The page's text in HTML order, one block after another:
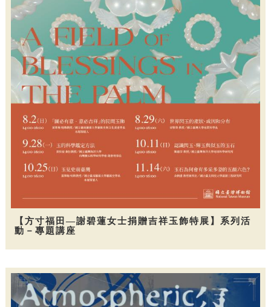
【方寸福田—謝碧蓮女士捐贈吉祥玉飾特展】系列活
動－專題講座